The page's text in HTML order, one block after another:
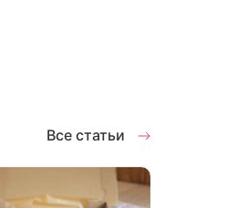
Все статьи